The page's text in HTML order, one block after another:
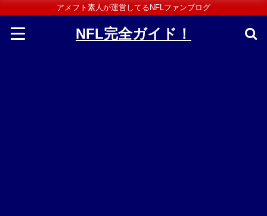
アメフト素人が運営してるNFLファンブログ
NFL完全ガイド！